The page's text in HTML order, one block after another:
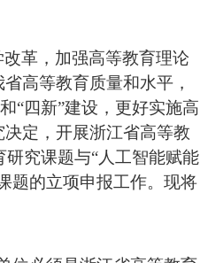
革，加强高等教育理论
高等教育质量和水平，
“四新”建设，更好实施高
定，开展浙江省高等教
究课题与“人工智能赋能
题的立项申报工作。现将